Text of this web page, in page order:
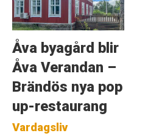
Åva byagård blir
Åva Verandan –
Brändös nya pop
up-restaurang
Vardagsliv